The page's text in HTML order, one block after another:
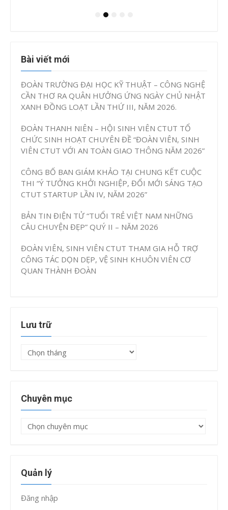
Bài viết mới
ĐOÀN TRƯỜNG ĐẠI HỌC KỸ THUẬT – CÔNG NGHỆ
CẦN THƠ RA QUÂN HƯỞNG ỨNG NGÀY CHỦ NHẬT
XANH ĐỒNG LOẠT LẦN THỨ III, NĂM 2026.
ĐOÀN THANH NIÊN – HỘI SINH VIÊN CTUT TỔ
CHỨC SINH HOẠT CHUYÊN ĐỀ “ĐOÀN VIÊN, SINH
VIÊN CTUT VỚI AN TOÀN GIAO THÔNG NĂM 2026”
CÔNG BỐ BAN GIÁM KHẢO TẠI CHUNG KẾT CUỘC
THI “Ý TƯỞNG KHỞI NGHIỆP, ĐỔI MỚI SÁNG TẠO
CTUT STARTUP LẦN IV, NĂM 2026”
BẢN TIN ĐIỆN TỬ “TUỔI TRẺ VIỆT NAM NHỮNG
CÂU CHUYỆN ĐẸP” QUÝ II – NĂM 2026
ĐOÀN VIÊN, SINH VIÊN CTUT THAM GIA HỖ TRỢ
CÔNG TÁC DỌN DẸP, VỆ SINH KHUÔN VIÊN CƠ
QUAN THÀNH ĐOÀN
Lưu trữ
Lưu
Chuyên mục
Chuyên
Quản lý
Đăng nhập